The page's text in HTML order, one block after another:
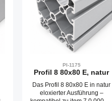
PI-1175
Profil 8 80x80 E, natur
Das Profil 8 80x80 E in natur
eloxierter Ausführung –